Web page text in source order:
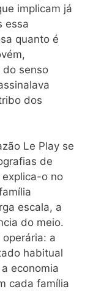
implicam já
essa
quanto é
do senso
dos
Le Play se
de
explica-o no
escala, a
do meio.
a
habitual
economia
cada família